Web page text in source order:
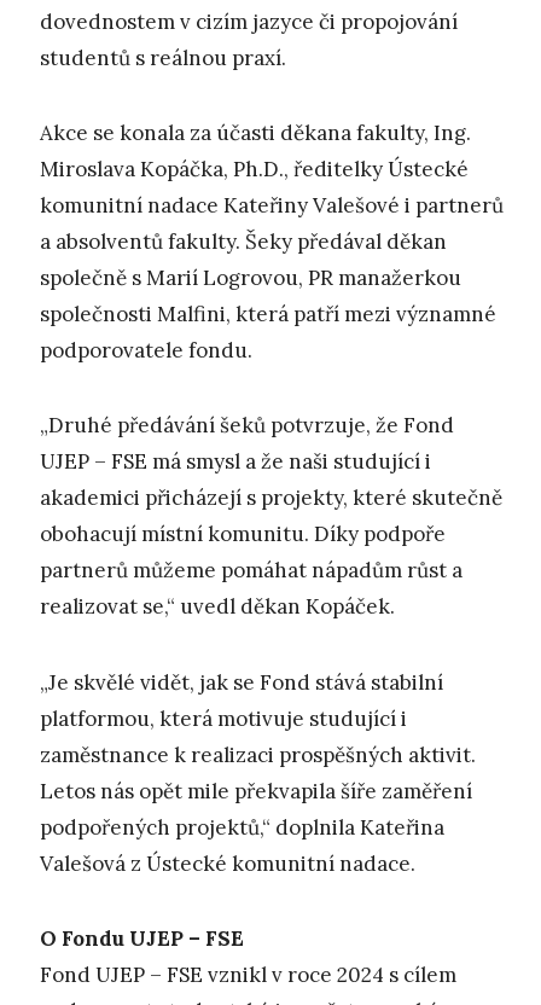
dovednostem v cizím jazyce či propojování
studentů s reálnou praxí.
Akce se konala za účasti děkana fakulty, Ing.
Miroslava Kopáčka, Ph.D., ředitelky Ústecké
komunitní nadace Kateřiny Valešové i partnerů
a absolventů fakulty. Šeky předával děkan
společně s Marií Logrovou, PR manažerkou
společnosti Malfini, která patří mezi významné
podporovatele fondu.
„Druhé předávání šeků potvrzuje, že Fond
UJEP – FSE má smysl a že naši studující i
akademici přicházejí s projekty, které skutečně
obohacují místní komunitu. Díky podpoře
partnerů můžeme pomáhat nápadům růst a
realizovat se,“ uvedl děkan Kopáček.
„Je skvělé vidět, jak se Fond stává stabilní
platformou, která motivuje studující i
zaměstnance k realizaci prospěšných aktivit.
Letos nás opět mile překvapila šíře zaměření
podpořených projektů,“ doplnila Kateřina
Valešová z Ústecké komunitní nadace.
O Fondu UJEP – FSE
Fond UJEP – FSE vznikl v roce 2024 s cílem